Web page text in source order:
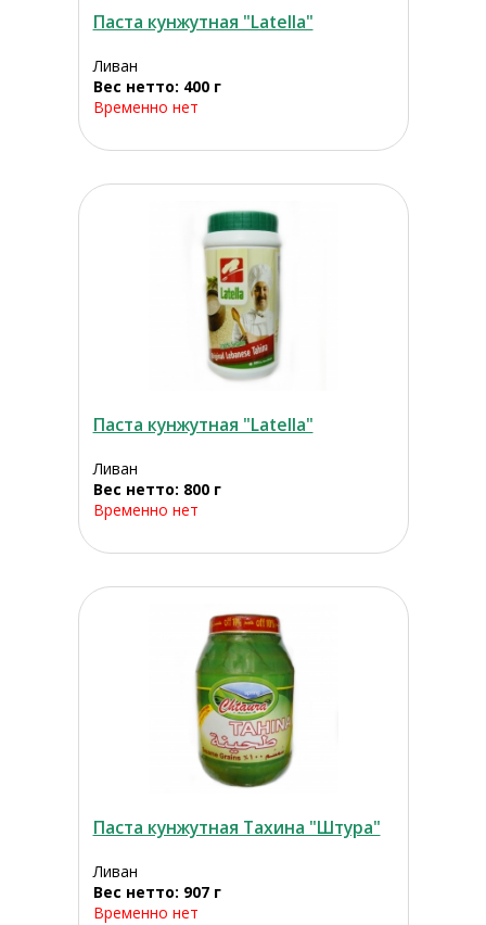
Паста кунжутная "Latella"
Ливан
Вес нетто: 400 г
Временно нет
Паста кунжутная "Latella"
Ливан
Вес нетто: 800 г
Временно нет
Паста кунжутная Тахина "Штура"
Ливан
Вес нетто: 907 г
Временно нет